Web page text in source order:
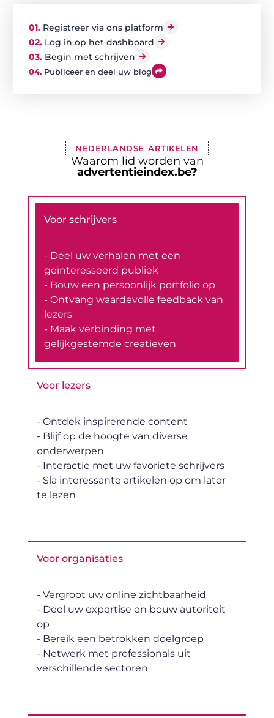
01. Registreer via ons platform
02. Log in op het dashboard
03. Begin met schrijven
04. Publiceer en deel uw blog
NEDERLANDSE ARTIKELEN
Waarom lid worden van
advertentieindex.be?
Voor schrijvers
- Deel uw verhalen met een
geïnteresseerd publiek
- Bouw een persoonlijk portfolio op
- Ontvang waardevolle feedback van
lezers
- Maak verbinding met
gelijkgestemde creatieven
Voor lezers
- Ontdek inspirerende content
- Blijf op de hoogte van diverse
onderwerpen
- Interactie met uw favoriete schrijvers
- Sla interessante artikelen op om later
te lezen
Voor organisaties
- Vergroot uw online zichtbaarheid
- Deel uw expertise en bouw autoriteit
op
- Bereik een betrokken doelgroep
- Netwerk met professionals uit
verschillende sectoren